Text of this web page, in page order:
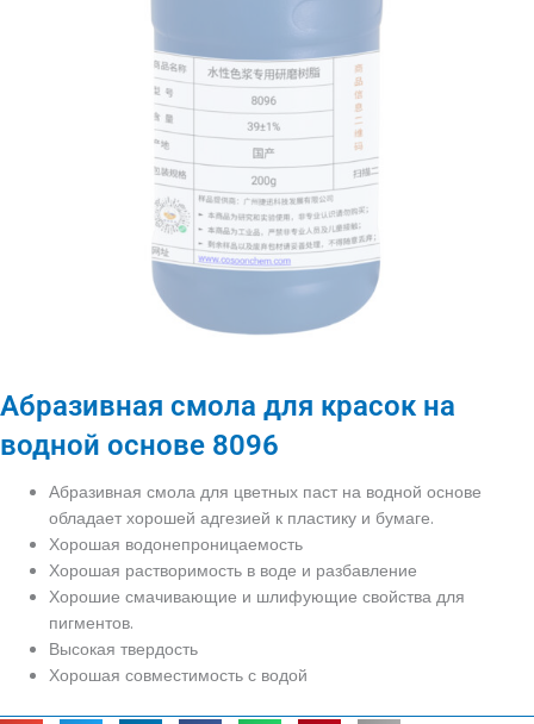
Абразивная смола для красок на
водной основе 8096
Абразивная смола для цветных паст на водной основе
обладает хорошей адгезией к пластику и бумаге.
Хорошая водонепроницаемость
Хорошая растворимость в воде и разбавление
Хорошие смачивающие и шлифующие свойства для
пигментов.
Высокая твердость
Хорошая совместимость с водой